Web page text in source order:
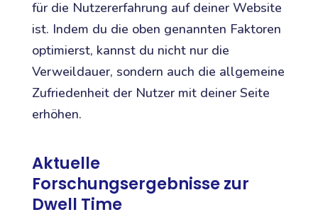
für die Nutzererfahrung auf deiner Website
ist. Indem du die oben genannten Faktoren
optimierst, kannst du nicht nur die
Verweildauer, sondern auch die allgemeine
Zufriedenheit der Nutzer mit deiner Seite
erhöhen.
Aktuelle
Forschungsergebnisse zur
Dwell Time